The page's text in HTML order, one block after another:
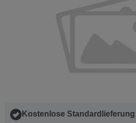
Kostenlose Standardlieferung